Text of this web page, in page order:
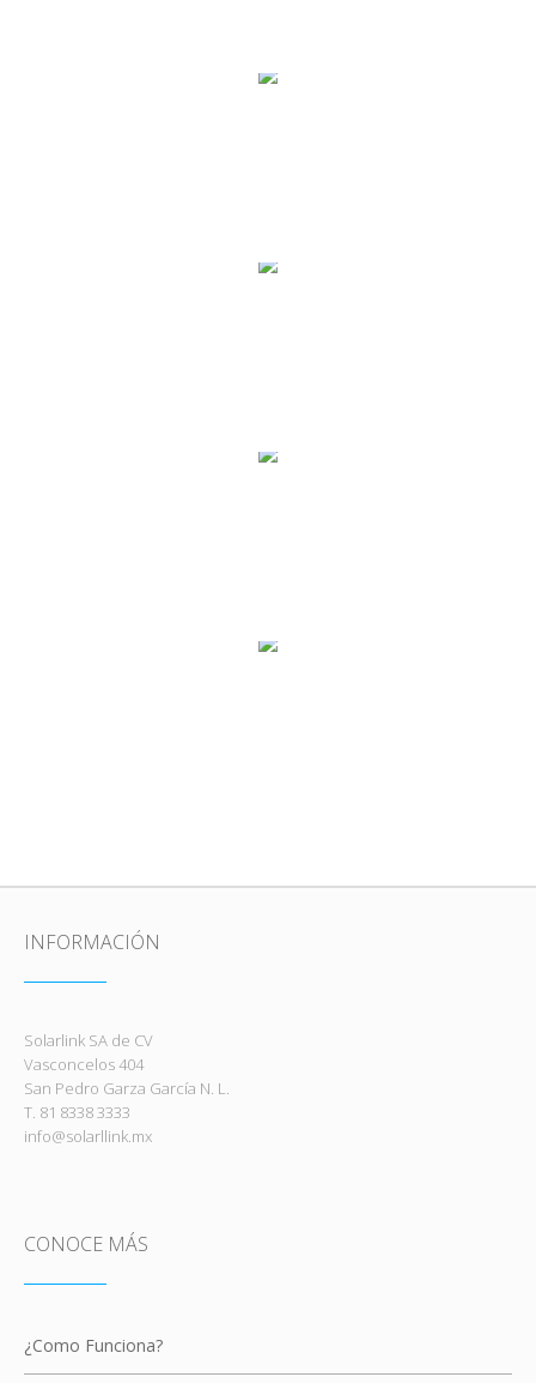
INFORMACIÓN
Solarlink SA de CV
Vasconcelos 404
San Pedro Garza García N. L.
T. 81 8338 3333
info@solarllink.mx
CONOCE MÁS
¿Como Funciona?